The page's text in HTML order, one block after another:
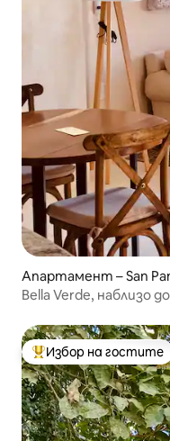
Апартамент – San
Bella Verde, наблизо
Най-популярен
Избор на гостите